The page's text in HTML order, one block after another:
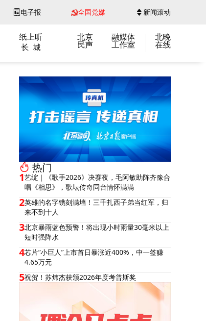
电子报 全国党媒 新闻滚动
纸上听
长 城
北京
民声
融媒体
工作室
北晚
在线
热门
1艺绽｜《歌手2026》决赛夜，毛阿敏助阵齐豫合
唱《相思》，歌坛传奇同台情怀满满
2英雄的名字镌刻满墙！三千扎西子弟当红军，归
来不到十人
3北京暴雨蓝色预警！将出现小时雨量30毫米以上
短时强降水
4芯片“小巨人”上市首日暴涨近400%，中一签赚
4.65万元
5祝贺！苏炜杰获颁2026年度考普斯奖